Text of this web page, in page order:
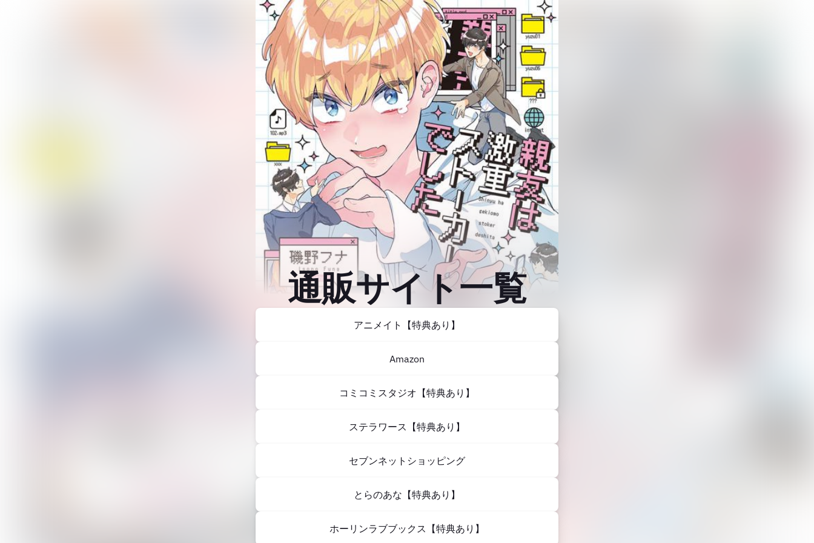
通販サイト一覧
アニメイト【特典あり】
Amazon
コミコミスタジオ【特典あり】
ステラワース【特典あり】
セブンネットショッピング
とらのあな【特典あり】
ホーリンラブブックス【特典あり】